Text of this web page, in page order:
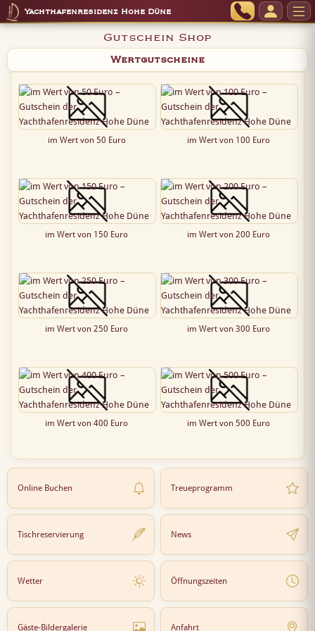
Yachthafenresidenz Hohe Düne
Gutschein Shop
Wertgutscheine
im Wert von 50 Euro im Wert von 100 Euro
im Wert von 150 Euro im Wert von 200 Euro
im Wert von 250 Euro im Wert von 300 Euro
im Wert von 400 Euro im Wert von 500 Euro
Online Buchen Treueprogramm
Tischreservierung News
Wetter Öffnungszeiten
Gäste-Bildergalerie Anfahrt